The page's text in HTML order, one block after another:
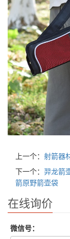
上一个： 射箭器
下一个： 羿龙箭
箭原野箭壶袋
在线询价
微信号：